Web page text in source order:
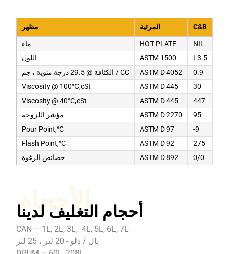
مظهر المرئية C&B
ماء HOT PLATE
NIL
اللون
ASTM 1500
L3.5
الكثافة @ 29.5 درجة مئوية ، جم / CC
ASTM D 4052
0.9
Viscosity @ 100°C,cSt
ASTM D 445
30
Viscosity @ 40°C,cSt
ASTM D 445
447
مؤشر اللزوجة
ASTM D 2270
95
Pour Point,°C
ASTM D 97
-9
Flash Point,°C
ASTM D 92
275
خصائص الرغوة
ASTM D 892 0/0
الأحجام
أحجام التغليف لدينا
CAN – 1L, 2L, 3L, 4L, 5L, 6L, 7L
بال / دلو - 20 لتر ، 25 لتر